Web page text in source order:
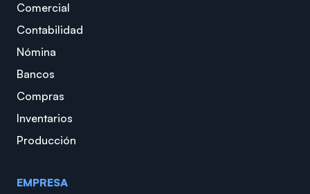
Comercial
Contabilidad
Nómina
Bancos
Compras
Inventarios
Producción
EMPRESA